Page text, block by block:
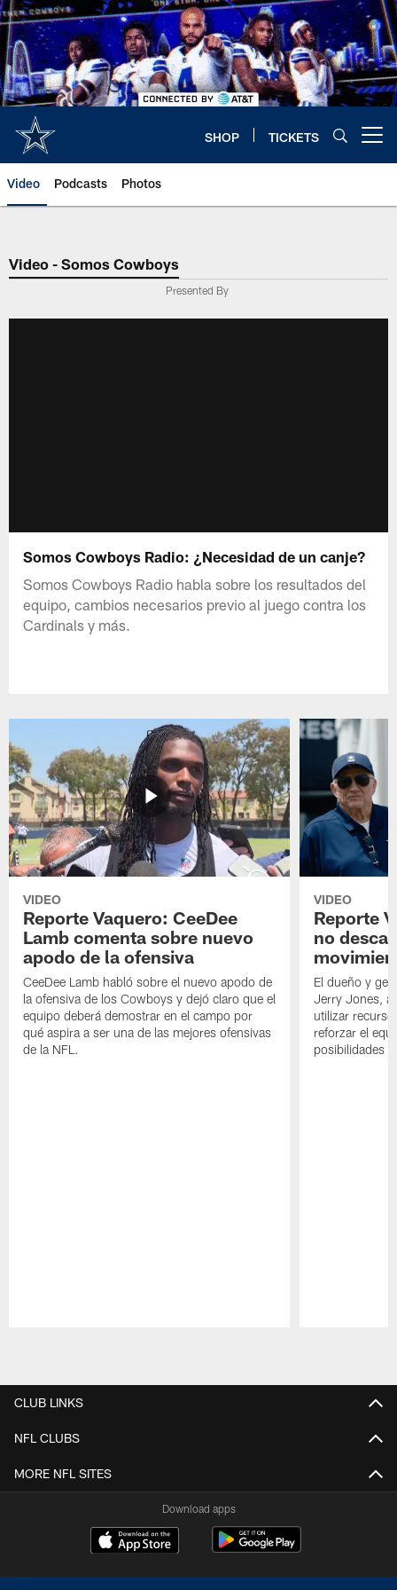
Skip
to
main
content
SHOP TICKETS
Video Podcasts Photos
Video - Somos Cowboys
Presented By
Somos Cowboys Radio: ¿Necesidad de un canje?
Somos Cowboys Radio habla sobre los resultados del
equipo, cambios necesarios previo al juego contra los
Cardinals y más.
VIDEO
Reporte Vaquero: CeeDee
Lamb comenta sobre nuevo
apodo de la ofensiva
CeeDee Lamb habló sobre el nuevo apodo de
la ofensiva de los Cowboys y dejó claro que el
equipo deberá demostrar en el campo por
qué aspira a ser una de las mejores ofensivas
de la NFL.
VIDEO
Reporte
no
El dueño y
Jerry Jones,
utilizar
reforzar el
posibilidades
CLUB LINKS
NFL CLUBS
MORE NFL SITES
Download apps